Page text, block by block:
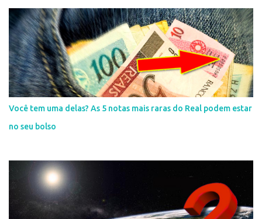
Você tem uma delas? As 5 notas mais raras do Real podem estar
no seu bolso